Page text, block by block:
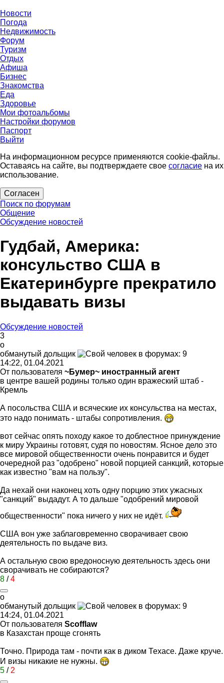
Новости
Погода
Недвижимость
Форум
Туризм
Отдых
Афиша
Бизнес
Знакомства
Еда
Здоровье
Мои фотоальбомы
Настройки форумов
Паспорт
Выйти
На информационном ресурсе применяются cookie-файлы.
Оставаясь на сайте, вы подтверждаете свое согласие на их
использование.
Согласен
Поиск по форумам
Общение
Обсуждение новостей
Гудбай, Америка:
консульство США в
Екатеринбурге прекратило
выдавать визы
Обсуждение новостей
3
о
обманутый дольщик
14:22, 01.04.2021
От пользователя ~Бумер~ иностранный агент
в центре вашей родины только один вражеский штаб -
Кремль
А посольства США и всяческие их консульства на местах,
это надо понимать - штабы сопротивления.
вот сейчас опять походу какое то доблестное принуждение
к миру Украины готовят, судя по новостям. Ясное дело это
все мировой общественности очень понравится и будет
очередной раз "одобрено" новой порцией санкций, которые
как известно "вам на пользу".
Да нехай они наконец хоть одну порцию этих ужасных
"санкций" выдадут. А то дальше "одобрений мировой
общественности" пока ничего у них не идёт.
США вон уже заблаговременно сворачивает свою
деятельность по выдаче виз.
А остальную свою вредоносную деятельность здесь они
сворачивать не собираются?
8 /4
о
обманутый дольщик
14:24, 01.04.2021
От пользователя Scofflaw
в Казахстан проще сгонять
Точно. Природа там - почти как в диком Техасе. Даже круче.
И визы никакие не нужны.
5 / 2